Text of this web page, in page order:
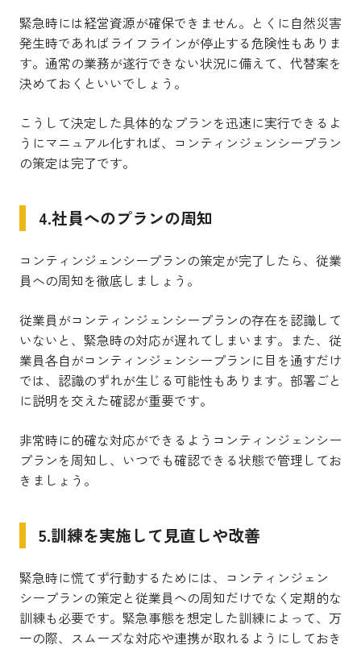
緊急時には経営資源が確保できません。とくに自然災害
発生時であればライフラインが停止する危険性もありま
す。通常の業務が遂行できない状況に備えて、代替案を
決めておくといいでしょう。
こうして決定した具体的なプランを迅速に実行できるよ
うにマニュアル化すれば、コンティンジェンシープラン
の策定は完了です。
4.社員へのプランの周知
コンティンジェンシープランの策定が完了したら、従業
員への周知を徹底しましょう。
従業員がコンティンジェンシープランの存在を認識して
いないと、緊急時の対応が遅れてしまいます。また、従
業員各自がコンティンジェンシープランに目を通すだけ
では、認識のずれが生じる可能性もあります。部署ごと
に説明を交えた確認が重要です。
非常時に的確な対応ができるようコンティンジェンシー
プランを周知し、いつでも確認できる状態で管理してお
きましょう。
5.訓練を実施して見直しや改善
緊急時に慌てず行動するためには、コンティンジェン
シープランの策定と従業員への周知だけでなく定期的な
訓練も必要です。緊急事態を想定した訓練によって、万
一の際、スムーズな対応や連携が取れるようにしておき